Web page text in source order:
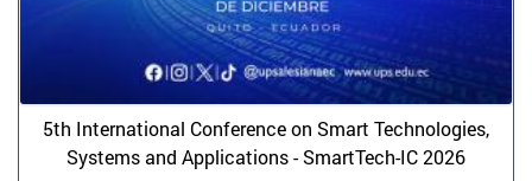
5th International Conference on Smart Technologies,
Systems and Applications - SmartTech-IC 2026